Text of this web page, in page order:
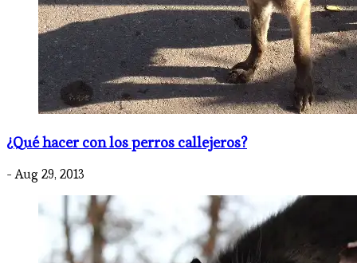
¿Qué hacer con los perros callejeros?
- Aug 29, 2013